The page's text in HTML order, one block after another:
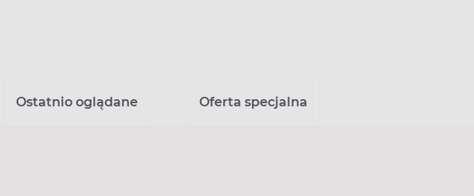
Ostatnio oglądane Oferta specjalna